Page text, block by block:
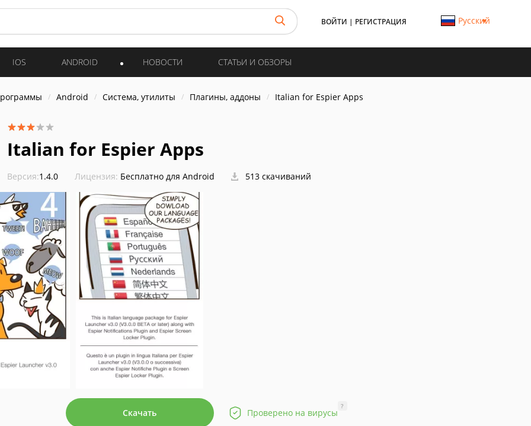
ВОЙТИ | РЕГИСТРАЦИЯ Русский
IOS ANDROID НОВОСТИ СТАТЬИ И ОБЗОРЫ
Android Система, утилиты Плагины, аддоны Italian for Espier Apps
Italian for Espier Apps
Версия:1.4.0 Лицензия: Бесплатно для Android 513 скачиваний
Скачать Проверено на вирусы
?